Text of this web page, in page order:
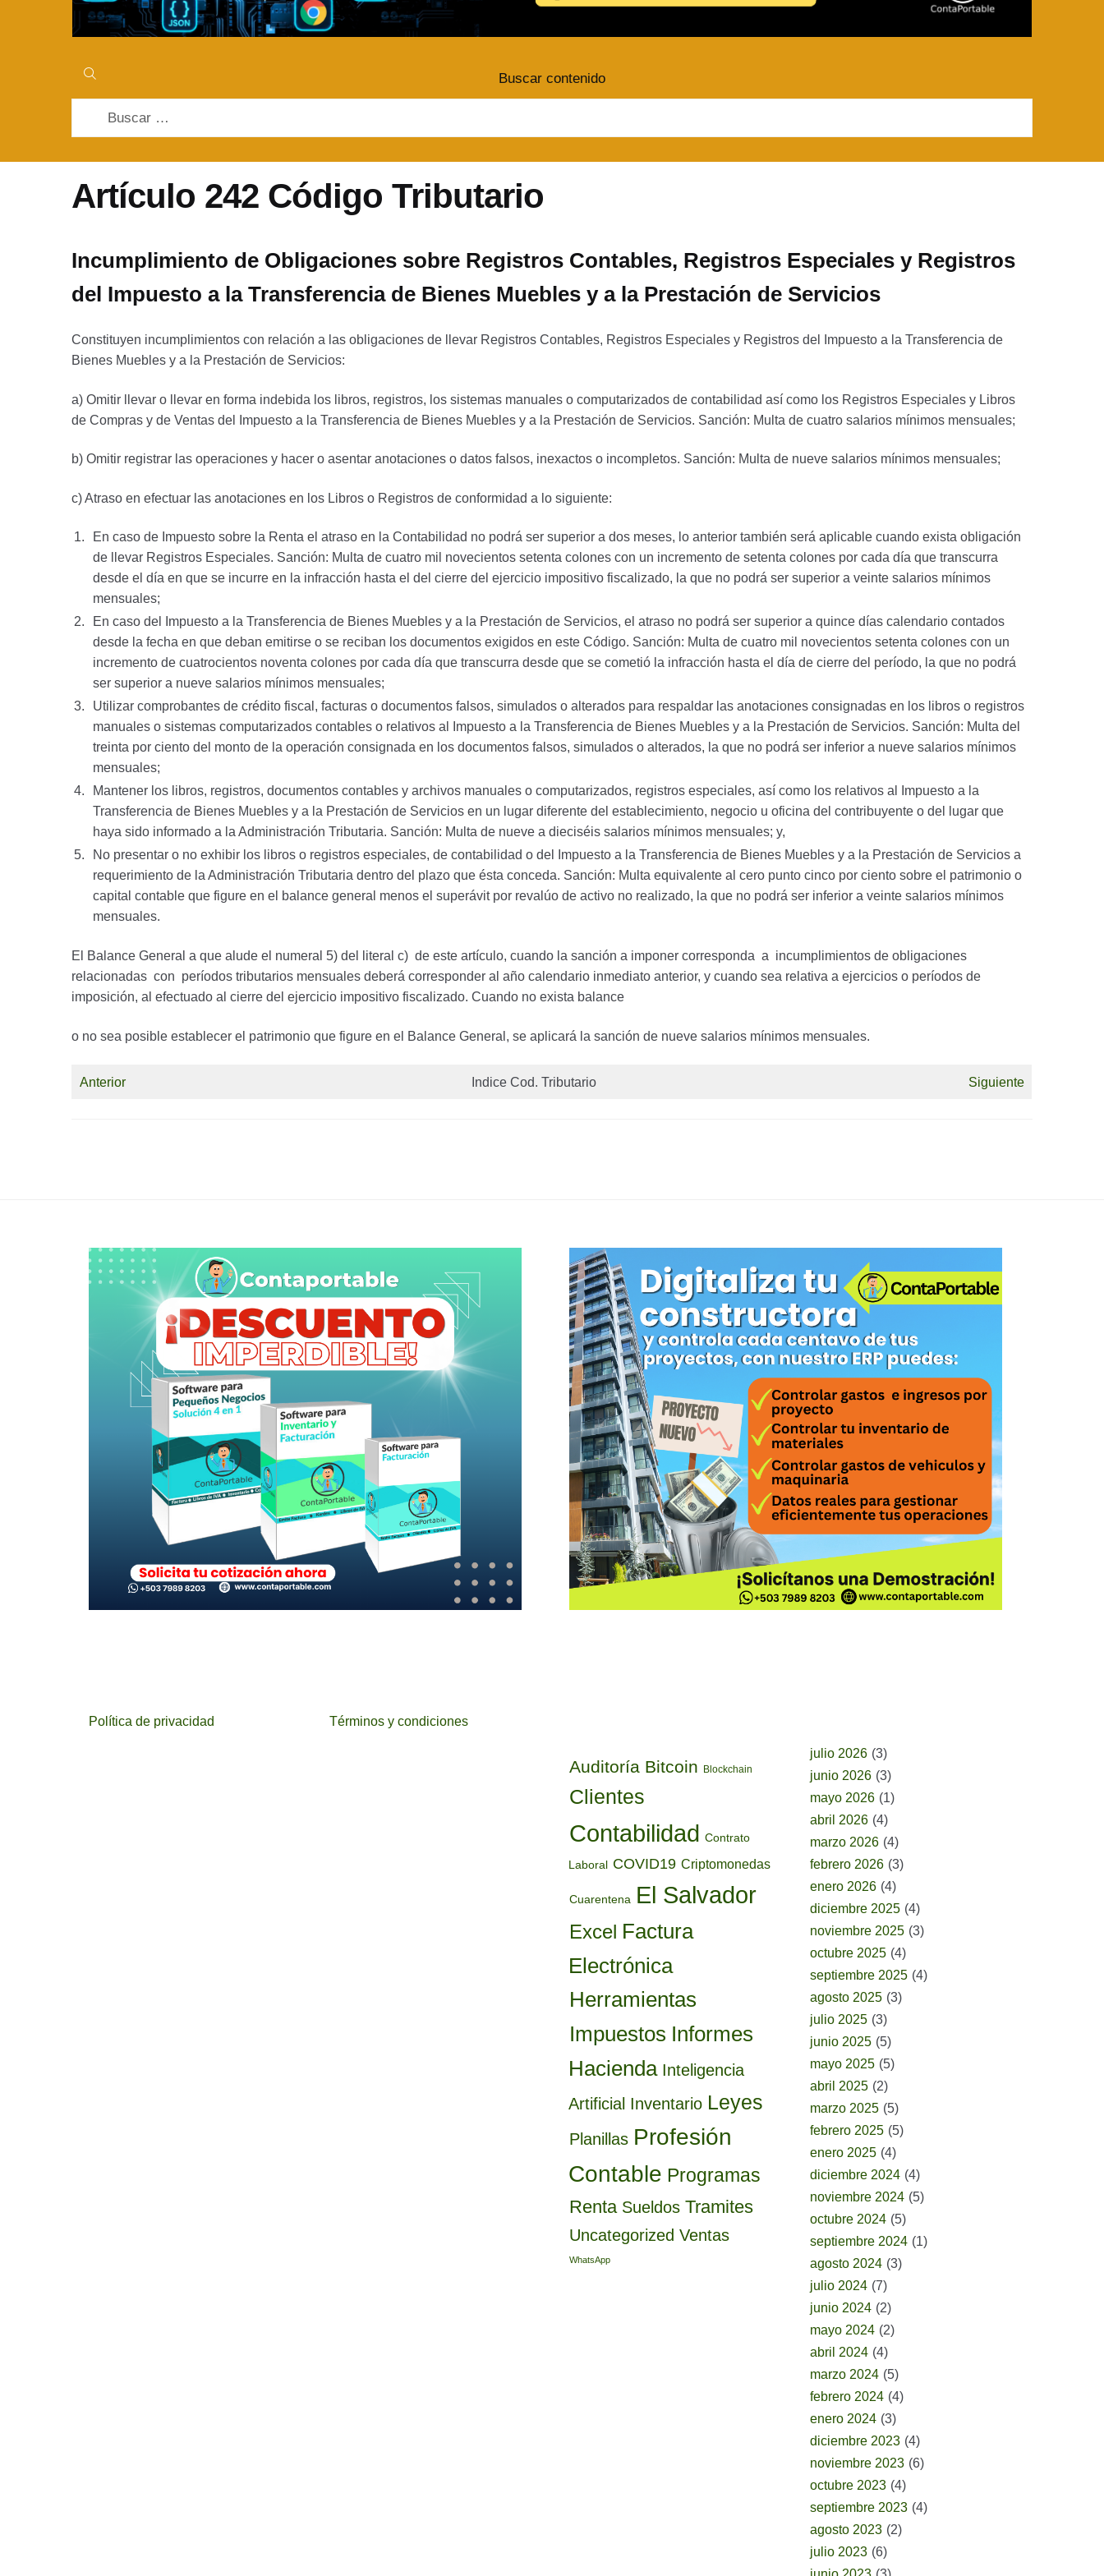
Buscar contenido
Artículo 242 Código Tributario
Incumplimiento de Obligaciones sobre Registros Contables, Registros Especiales y Registros
del Impuesto a la Transferencia de Bienes Muebles y a la Prestación de Servicios
Constituyen incumplimientos con relación a las obligaciones de llevar Registros Contables, Registros Especiales y Registros del Impuesto a la Transferencia de
Bienes Muebles y a la Prestación de Servicios:
a) Omitir llevar o llevar en forma indebida los libros, registros, los sistemas manuales o computarizados de contabilidad así como los Registros Especiales y Libros
de Compras y de Ventas del Impuesto a la Transferencia de Bienes Muebles y a la Prestación de Servicios. Sanción: Multa de cuatro salarios mínimos mensuales;
b) Omitir registrar las operaciones y hacer o asentar anotaciones o datos falsos, inexactos o incompletos. Sanción: Multa de nueve salarios mínimos mensuales;
c) Atraso en efectuar las anotaciones en los Libros o Registros de conformidad a lo siguiente:
En caso de Impuesto sobre la Renta el atraso en la Contabilidad no podrá ser superior a dos meses, lo anterior también será aplicable cuando exista obligación
de llevar Registros Especiales. Sanción: Multa de cuatro mil novecientos setenta colones con un incremento de setenta colones por cada día que transcurra
desde el día en que se incurre en la infracción hasta el del cierre del ejercicio impositivo fiscalizado, la que no podrá ser superior a veinte salarios mínimos
mensuales;
En caso del Impuesto a la Transferencia de Bienes Muebles y a la Prestación de Servicios, el atraso no podrá ser superior a quince días calendario contados
desde la fecha en que deban emitirse o se reciban los documentos exigidos en este Código. Sanción: Multa de cuatro mil novecientos setenta colones con un
incremento de cuatrocientos noventa colones por cada día que transcurra desde que se cometió la infracción hasta el día de cierre del período, la que no podrá
ser superior a nueve salarios mínimos mensuales;
Utilizar comprobantes de crédito fiscal, facturas o documentos falsos, simulados o alterados para respaldar las anotaciones consignadas en los libros o registros
manuales o sistemas computarizados contables o relativos al Impuesto a la Transferencia de Bienes Muebles y a la Prestación de Servicios. Sanción: Multa del
treinta por ciento del monto de la operación consignada en los documentos falsos, simulados o alterados, la que no podrá ser inferior a nueve salarios mínimos
mensuales;
Mantener los libros, registros, documentos contables y archivos manuales o computarizados, registros especiales, así como los relativos al Impuesto a la
Transferencia de Bienes Muebles y a la Prestación de Servicios en un lugar diferente del establecimiento, negocio u oficina del contribuyente o del lugar que
haya sido informado a la Administración Tributaria. Sanción: Multa de nueve a dieciséis salarios mínimos mensuales; y,
No presentar o no exhibir los libros o registros especiales, de contabilidad o del Impuesto a la Transferencia de Bienes Muebles y a la Prestación de Servicios a
requerimiento de la Administración Tributaria dentro del plazo que ésta conceda. Sanción: Multa equivalente al cero punto cinco por ciento sobre el patrimonio o
capital contable que figure en el balance general menos el superávit por revalúo de activo no realizado, la que no podrá ser inferior a veinte salarios mínimos
mensuales.
El Balance General a que alude el numeral 5) del literal c) de este artículo, cuando la sanción a imponer corresponda a incumplimientos de obligaciones
relacionadas con períodos tributarios mensuales deberá corresponder al año calendario inmediato anterior, y cuando sea relativa a ejercicios o períodos de
imposición, al efectuado al cierre del ejercicio impositivo fiscalizado. Cuando no exista balance
o no sea posible establecer el patrimonio que figure en el Balance General, se aplicará la sanción de nueve salarios mínimos mensuales.
Anterior Indice Cod. Tributario Siguiente
Política de privacidad Términos y condiciones
Auditoría Bitcoin Blockchain
Clientes
Contabilidad Contrato
Laboral COVID19 Criptomonedas
Cuarentena El Salvador
Excel Factura
Electrónica
Herramientas
Impuestos Informes
Hacienda Inteligencia
Artificial Inventario Leyes
Planillas Profesión
Contable Programas
Renta Sueldos Tramites
Uncategorized Ventas
WhatsApp
julio 2026 (3)
junio 2026 (3)
mayo 2026 (1)
abril 2026 (4)
marzo 2026 (4)
febrero 2026 (3)
enero 2026 (4)
diciembre 2025 (4)
noviembre 2025 (3)
octubre 2025 (4)
septiembre 2025 (4)
agosto 2025 (3)
julio 2025 (3)
junio 2025 (5)
mayo 2025 (5)
abril 2025 (2)
marzo 2025 (5)
febrero 2025 (5)
enero 2025 (4)
diciembre 2024 (4)
noviembre 2024 (5)
octubre 2024 (5)
septiembre 2024 (1)
agosto 2024 (3)
julio 2024 (7)
junio 2024 (2)
mayo 2024 (2)
abril 2024 (4)
marzo 2024 (5)
febrero 2024 (4)
enero 2024 (3)
diciembre 2023 (4)
noviembre 2023 (6)
octubre 2023 (4)
septiembre 2023 (4)
agosto 2023 (2)
julio 2023 (6)